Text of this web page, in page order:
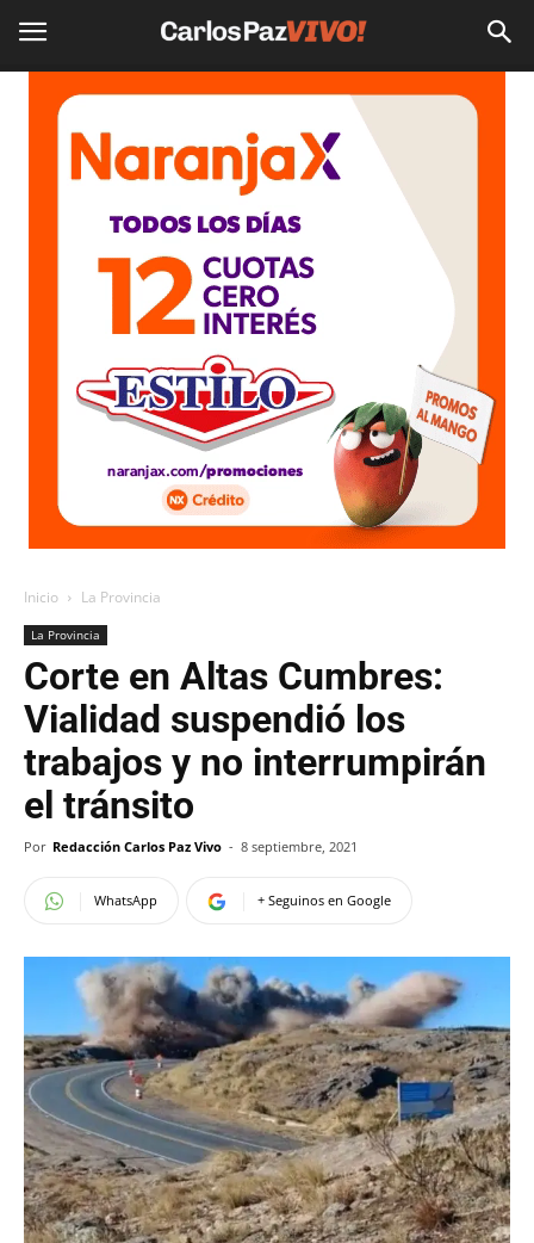
Inicio La Provincia
La Provincia
Corte en Altas Cumbres:
Vialidad suspendió los
trabajos y no interrumpirán
el tránsito
Por Redacción Carlos Paz Vivo - 8 septiembre, 2021
WhatsApp + Seguinos en Google